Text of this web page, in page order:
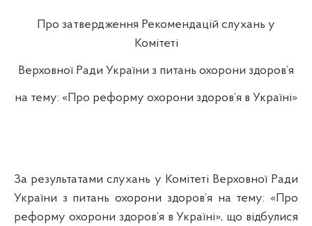
Про затвердження Рекомендацій слухань у
Комітеті
Верховної Ради України з питань охорони здоров’я
на тему: «Про реформу охорони здоров’я в Україні»
За результатами слухань у Комітеті Верховної Ради
України з питань охорони здоров’я на тему: «Про
реформу охорони здоров’я в Україні», що відбулися